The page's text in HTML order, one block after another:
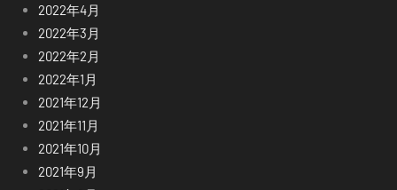
2022年4月
2022年3月
2022年2月
2022年1月
2021年12月
2021年11月
2021年10月
2021年9月